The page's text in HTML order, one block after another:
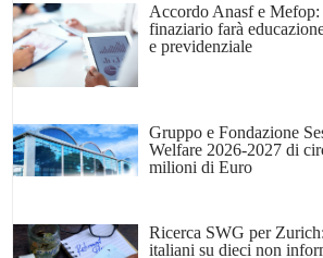
Accordo Anasf e Mefop:
finaziario farà
e previdenziale
Gruppo e Fondazione
Welfare 2026-2027 di
milioni di Euro
Ricerca SWG per
italiani su dieci non